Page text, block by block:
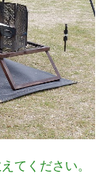
てください。